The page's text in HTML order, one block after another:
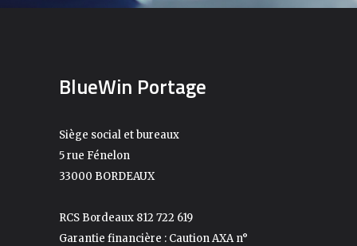
BlueWin Portage
Siège social et bureaux
5 rue Fénelon
33000 BORDEAUX
RCS Bordeaux 812 722 619
Garantie financière : Caution AXA n°